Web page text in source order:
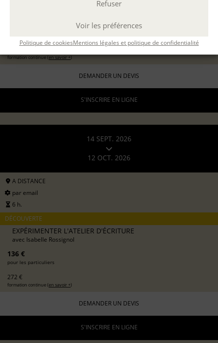
Refuser
Voir les préférences
Politique de cookiesMentions légales et politique de confidentialité
formation continue (en savoir +)
DEMANDER UN DEVIS
S'INSCRIRE EN LIGNE
14 SEPT. 2026
12 OCT. 2026
A DISTANCE
par email
6 h.
DÉCOUVERTE
EXPÉRIMENTER L'ATELIER D'ÉCRITURE
avec Isabelle Rossignol
136 €
pour les particuliers
272 €
formation continue (en savoir +)
DEMANDER UN DEVIS
S'INSCRIRE EN LIGNE